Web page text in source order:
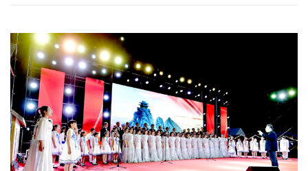
文明培育
+
未成年人思想道德建设
榜样人物
+
身边好人
文明评论